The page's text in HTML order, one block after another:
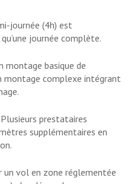
journée (4h) est
journée complète.
montage basique de
montage complexe intégrant
prestataires
supplémentaires en
un vol en zone réglementée